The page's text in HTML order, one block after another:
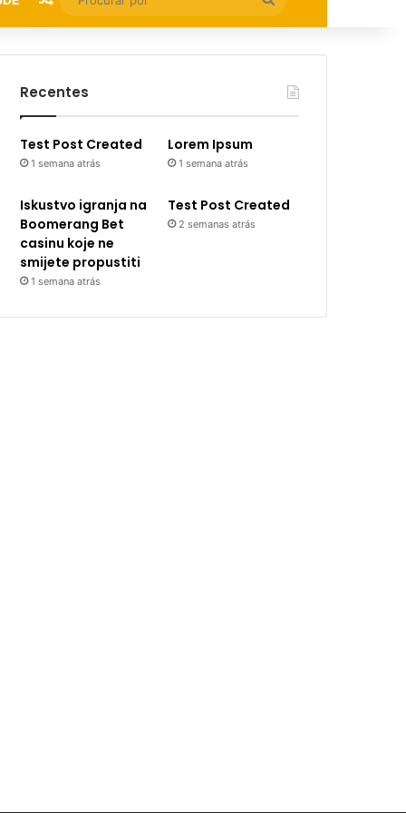
por
Recentes
Test Post Created
1 semana atrás
Lorem Ipsum
1 semana atrás
Iskustvo igranja na
Boomerang Bet
casinu koje ne
smijete propustiti
1 semana atrás
Test Post Created
2 semanas atrás